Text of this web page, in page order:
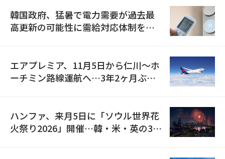
韓国政府、猛暑で電力需要が過去最
高更新の可能性に需給対応体制を点
エアプレミア、11月5日から仁川〜ホ
ーチミン路線運航へ…3年2ヶ月ぶり
ハンファ、来月5日に「ソウル世界花
火祭り2026」開催…韓・米・英の3カ